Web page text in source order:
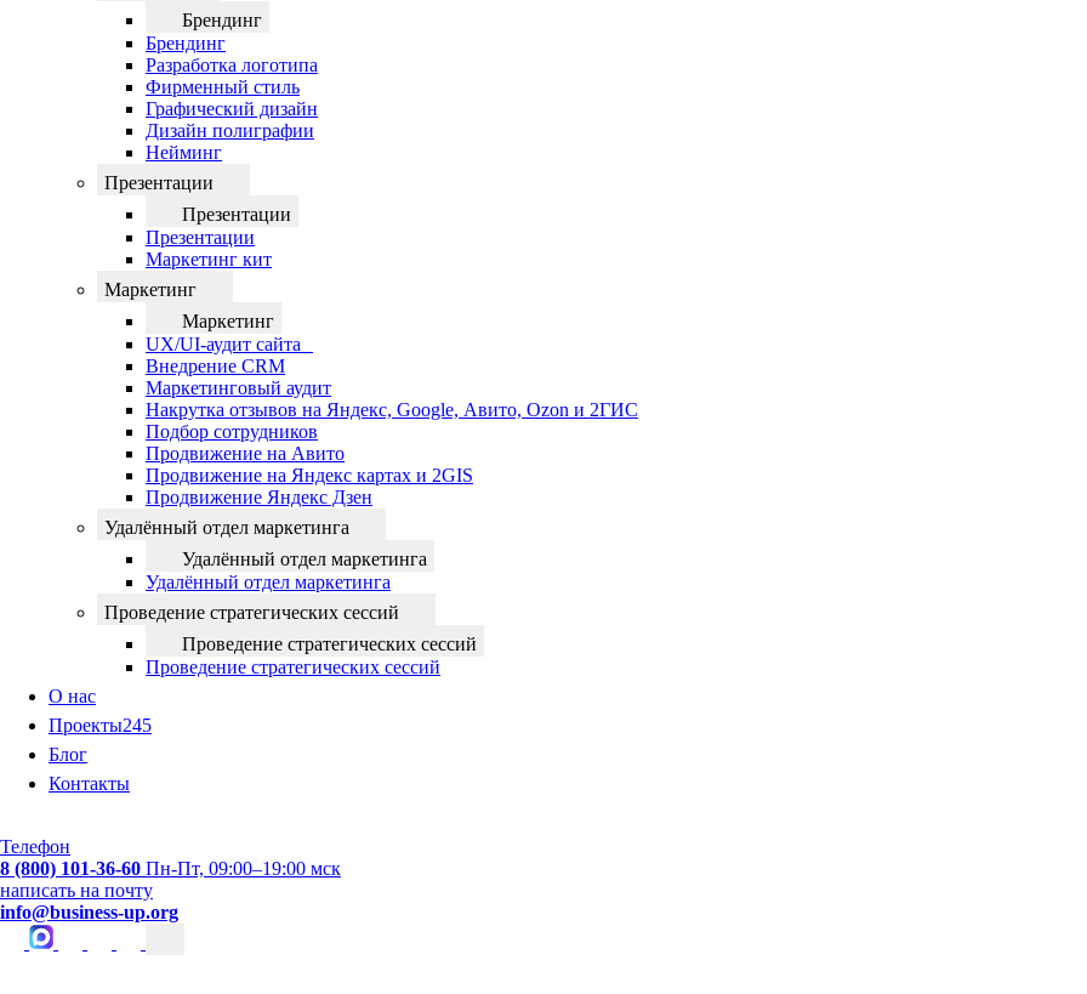
Брендинг
Брендинг
Разработка логотипа
Фирменный стиль
Графический дизайн
Дизайн полиграфии
Нейминг
Презентации
Презентации
Презентации
Маркетинг кит
Маркетинг
Маркетинг
UX/UI-аудит сайта
Внедрение CRM
Маркетинговый аудит
Накрутка отзывов на Яндекс, Google, Авито, Ozon и 2ГИС
Подбор сотрудников
Продвижение на Авито
Продвижение на Яндекс картах и 2GIS
Продвижение Яндекс Дзен
Удалённый отдел маркетинга
Удалённый отдел маркетинга
Удалённый отдел маркетинга
Проведение стратегических сессий
Проведение стратегических сессий
Проведение стратегических сессий
О нас
Проекты245
Блог
Контакты
Телефон
8 (800) 101-36-60 Пн-Пт, 09:00–19:00 мск
написать на почту
info@business-up.org